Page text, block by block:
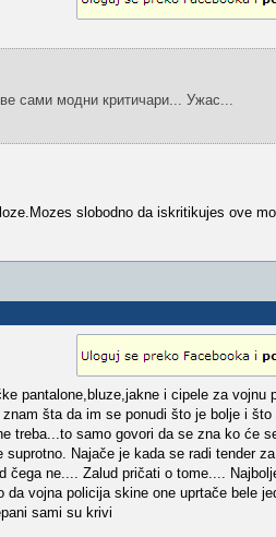
сами модни критичари... Ужас...
slobodno da iskritikujes ove
pantalone,bluze,jakne i cipele za vojnu
šta da im se ponudi što je bolje i
treba...to samo govori da se zna ko će
Najače je kada se radi tender
čega ne.... Zalud pričati o tome....
vojna policija skine one uprtače bele
sami su krivi